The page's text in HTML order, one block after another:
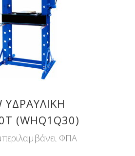
ΥΔΡΑΥΛΙΚΗ
(WHQ1Q30)
ΦΠΑ